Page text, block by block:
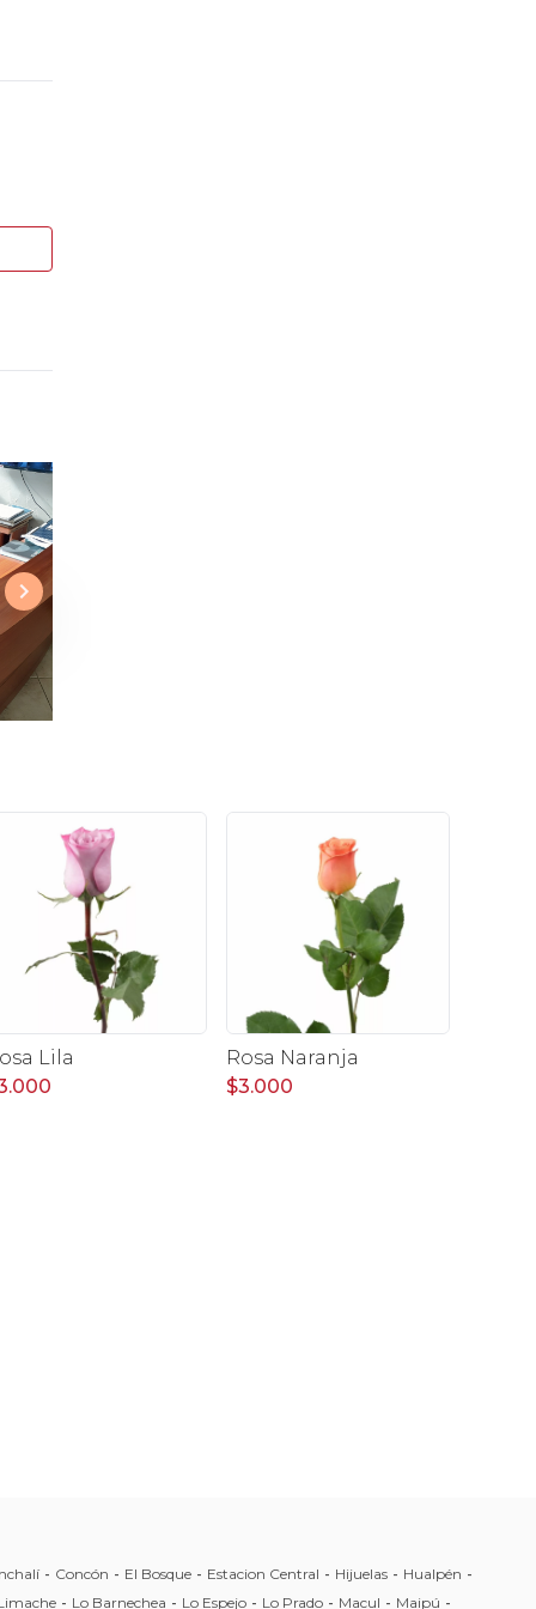
Lila
Rosa Naranja
$3.000
- Concón - El Bosque - Estacion Central - Hijuelas - Hualpén -
- Lo Barnechea - Lo Espejo - Lo Prado - Macul - Maipú -